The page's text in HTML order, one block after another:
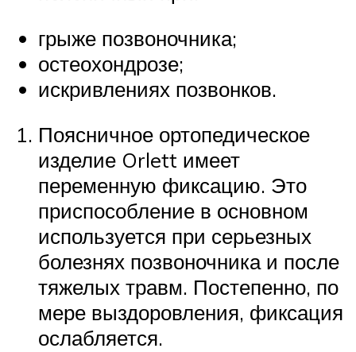
грыже позвоночника;
остеохондрозе;
искривлениях позвонков.
Поясничное ортопедическое
изделие Orlett имеет
переменную фиксацию. Это
приспособление в основном
используется при серьезных
болезнях позвоночника и после
тяжелых травм. Постепенно, по
мере выздоровления, фиксация
ослабляется.